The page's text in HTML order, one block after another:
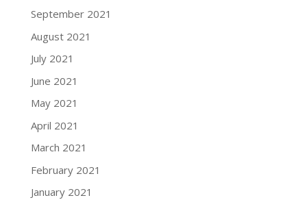
September 2021
August 2021
July 2021
June 2021
May 2021
April 2021
March 2021
February 2021
January 2021